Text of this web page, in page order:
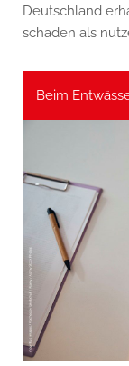
Deutschland
schaden als
Beim